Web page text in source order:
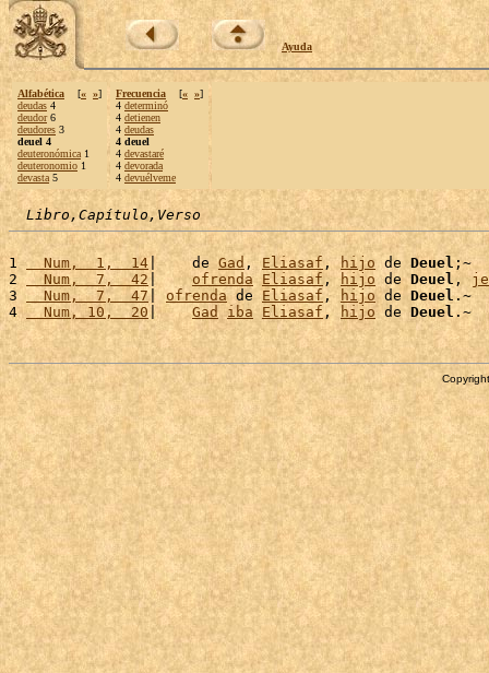
Ayuda
Alfabética [« »]
deudas 4
deudor6
deudores 3
deuel 4
deuteronómica 1
deuteronomio 1
devasta 5
Frecuencia [« »]
4 determinó
4 detienen
4 deudas
4 deuel
4 devastaré
4 devorada
4 devuélveme
Libro,Capítulo,Verso
1
  Num,  1,  14
|    de Gad , Eliasaf , hijo de Deuel ;~
2
  Num,  7,  42
| ofrenda Eliasaf , hijo de Deuel ,
3
  Num,  7,  47
| ofrenda de Eliasaf, hijo de Deuel.~
4
  Num, 10,  20
| Gad iba Eliasaf , hijo de Deuel